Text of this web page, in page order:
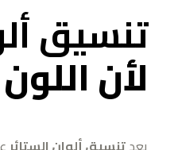
تنسيق
لأن